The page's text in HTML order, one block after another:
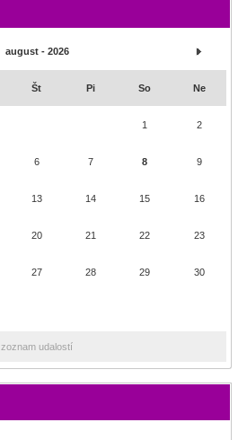
august - 2026
Št Pi So Ne
1 2
6 7 8 9
13 14 15 16
20 21 22 23
27 28 29 30
zoznam udalostí